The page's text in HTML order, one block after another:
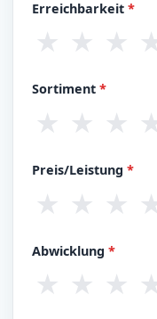
Erreichbarkeit*
★ ★ ★
Sortiment*
★ ★ ★
Preis/Leistung*
★ ★ ★
Abwicklung*
★ ★ ★